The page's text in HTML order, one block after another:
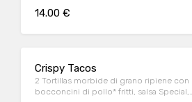
14.00 €
Crispy Tacos
2 Tortillas morbide di grano ripiene con
bocconcini di pollo* fritti, salsa Special,